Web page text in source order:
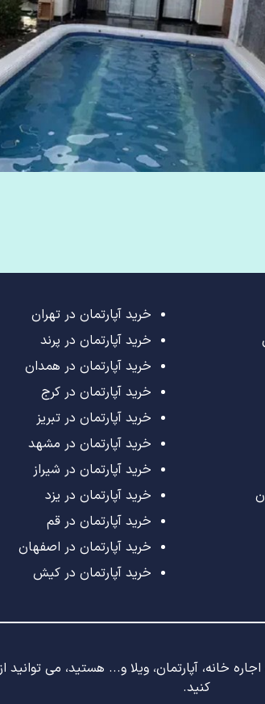
خرید آپارتمان در تهران
خرید آپارتمان در پرند
خرید آپارتمان در همدان
خرید آپارتمان در کرج
خرید آپارتمان در تبریز
خرید آپارتمان در مشهد
خرید آپارتمان در شیراز
خرید آپارتمان در یزد
خرید آپارتمان در قم
خرید آپارتمان در اصفهان
خرید آپارتمان در کیش
خانه، آپارتمان، ویلا و... هستید، می
کنید.